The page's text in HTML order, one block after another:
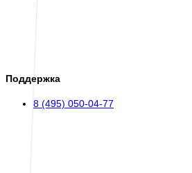
Поддержка
8 (495) 050-04-77